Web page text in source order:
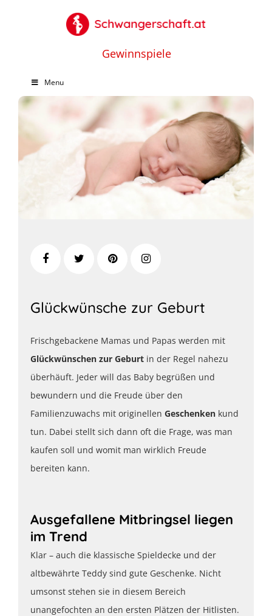
Gewinnspiele
Menu
Glückwünsche zur Geburt
Frischgebackene Mamas und Papas werden mit
Glückwünschen zur Geburt in der Regel nahezu
überhäuft. Jeder will das Baby begrüßen und
bewundern und die Freude über den
Familienzuwachs mit originellen Geschenken kund
tun. Dabei stellt sich dann oft die Frage, was man
kaufen soll und womit man wirklich Freude
bereiten kann.
Ausgefallene Mitbringsel liegen
im Trend
Klar – auch die klassische Spieldecke und der
altbewährte Teddy sind gute Geschenke. Nicht
umsonst stehen sie in diesem Bereich
unangefochten an den ersten Plätzen der Hitlisten.